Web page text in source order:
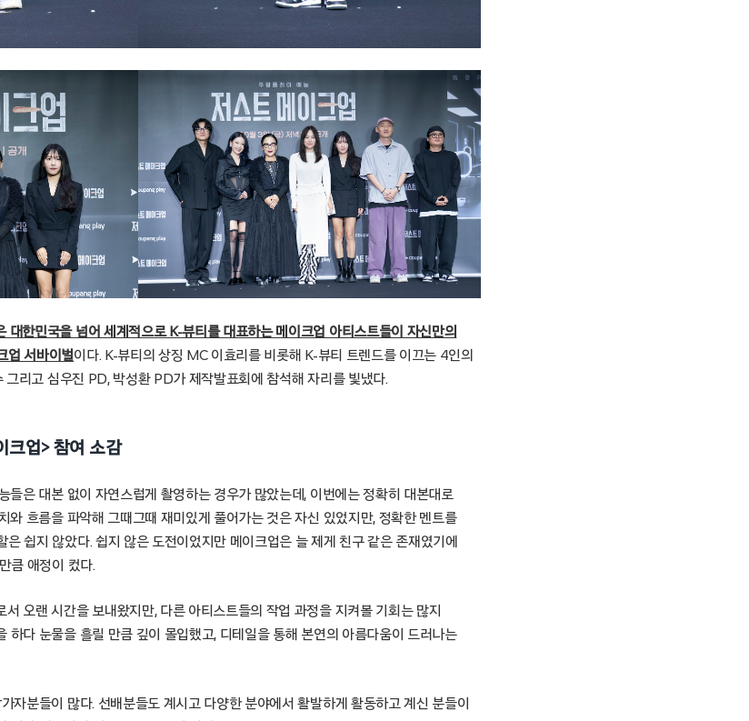
대한민국을 넘어 세계적으로 K-뷰티를 대표하는 메이크업 아티스트들이 자신만의
업 서바이벌이다. K-뷰티의 상징 MC 이효리를 비롯해 K-뷰티 트렌드를 이끄는 4인의
그리고 심우진 PD, 박성환 PD가 제작발표회에 참석해 자리를 빛냈다.
크업> 참여 소감
들은 대본 없이 자연스럽게 촬영하는 경우가 많았는데, 이번에는 정확히 대본대로
와 흐름을 파악해 그때그때 재미있게 풀어가는 것은 자신 있었지만, 정확한 멘트를
쉽지 않았다. 쉽지 않은 도전이었지만 메이크업은 늘 제게 친구 같은 존재였기에
큼 애정이 컸다.
오랜 시간을 보내왔지만, 다른 아티스트들의 작업 과정을 지켜볼 기회는 많지
하다 눈물을 흘릴 만큼 깊이 몰입했고, 디테일을 통해 본연의 아름다움이 드러나는
자분들이 많다. 선배분들도 계시고 다양한 분야에서 활발하게 활동하고 계신 분들이